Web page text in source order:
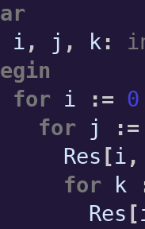
i , j , k :
for i := 0
for j :=
Res [i ,
for k
Res [